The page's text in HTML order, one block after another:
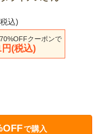
込)
クーポンで
(税込)
で購入